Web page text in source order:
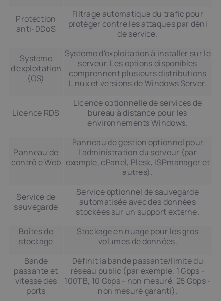
Protection
anti-DDoS
Filtrage automatique du trafic pour
protéger contre les attaques par déni
de service.
Système
d'exploitation
(OS)
Système d'exploitation à installer sur le
serveur. Les options disponibles
comprennent plusieurs distributions
Linux et versions de Windows Server.
Licence RDS
Licence optionnelle de services de
bureau à distance pour les
environnements Windows.
Panneau de
contrôle Web
Panneau de gestion optionnel pour
l'administration du serveur (par
exemple, cPanel, Plesk, ISPmanager et
autres).
Service de
sauvegarde
Service optionnel de sauvegarde
automatisée avec des données
stockées sur un support externe.
Boîtes de
stockage
Stockage en nuage pour les gros
volumes de données.
Bande
passante et
vitesse des
ports
Définit la bande passante/limite du
réseau public (par exemple, 1 Gbps -
100TB, 10 Gbps - non mesuré, 25 Gbps -
non mesuré garanti).